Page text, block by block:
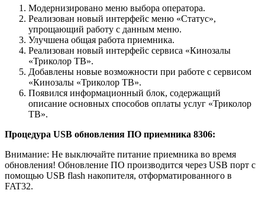
Модернизировано меню выбора оператора.
Реализован новый интерфейс меню «Статус»,
упрощающий работу с данным меню.
Улучшена общая работа приемника.
Реализован новый интерфейс сервиса «Кинозалы
«Триколор ТВ».
Добавлены новые возможности при работе с сервисом
«Кинозалы «Триколор ТВ».
Появился информационный блок, содержащий
описание основных способов оплаты услуг «Триколор
ТВ».
Процедура USB обновления ПО приемника 8306:
Внимание: Не выключайте питание приемника во время
обновления! Обновление ПО производится через USB порт с
помощью USB flash накопителя, отформатированного в
FAT32.